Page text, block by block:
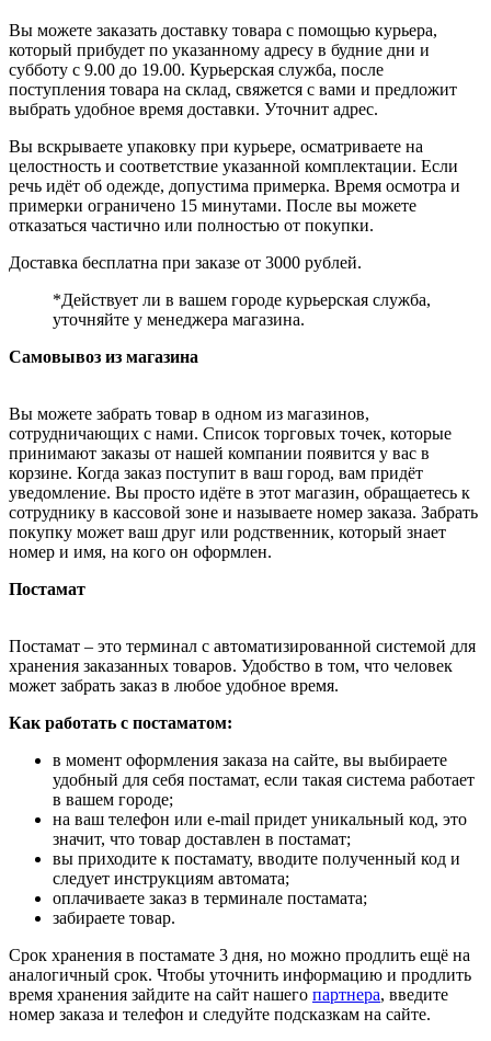
Вы можете заказать доставку товара с помощью курьера,
который прибудет по указанному адресу в будние дни и
субботу с 9.00 до 19.00. Курьерская служба, после
поступления товара на склад, свяжется с вами и предложит
выбрать удобное время доставки. Уточнит адрес.
Вы вскрываете упаковку при курьере, осматриваете на
целостность и соответствие указанной комплектации. Если
речь идёт об одежде, допустима примерка. Время осмотра и
примерки ограничено 15 минутами. После вы можете
отказаться частично или полностью от покупки.
Доставка бесплатна при заказе от 3000 рублей.
*Действует ли в вашем городе курьерская служба,
уточняйте у менеджера магазина.
Самовывоз из магазина
Вы можете забрать товар в одном из магазинов,
сотрудничающих с нами. Список торговых точек, которые
принимают заказы от нашей компании появится у вас в
корзине. Когда заказ поступит в ваш город, вам придёт
уведомление. Вы просто идёте в этот магазин, обращаетесь к
сотруднику в кассовой зоне и называете номер заказа. Забрать
покупку может ваш друг или родственник, который знает
номер и имя, на кого он оформлен.
Постамат
Постамат – это терминал с автоматизированной системой для
хранения заказанных товаров. Удобство в том, что человек
может забрать заказ в любое удобное время.
Как работать с постаматом:
в момент оформления заказа на сайте, вы выбираете
удобный для себя постамат, если такая система работает
в вашем городе;
на ваш телефон или e-mail придет уникальный код, это
значит, что товар доставлен в постамат;
вы приходите к постамату, вводите полученный код и
следует инструкциям автомата;
оплачиваете заказ в терминале постамата;
забираете товар.
Срок хранения в постамате 3 дня, но можно продлить ещё на
аналогичный срок. Чтобы уточнить информацию и продлить
время хранения зайдите на сайт нашего партнера, введите
номер заказа и телефон и следуйте подсказкам на сайте.